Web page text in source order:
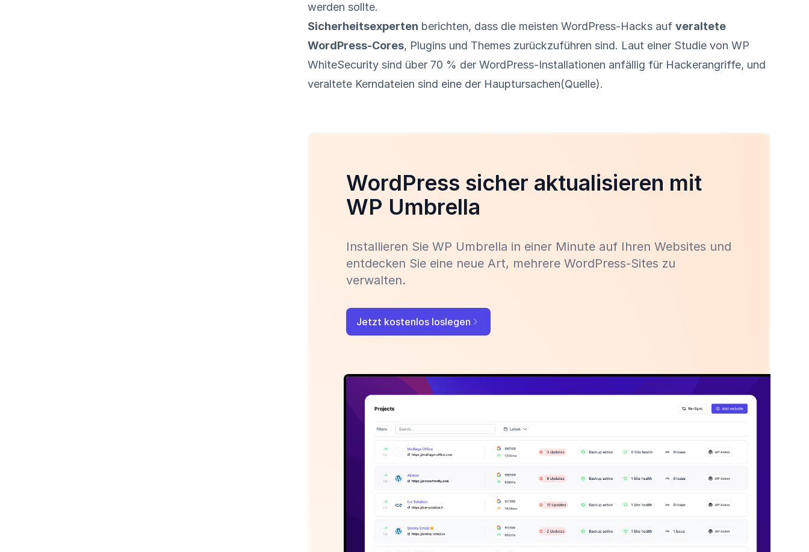
werden sollte.
Sicherheitsexperten berichten, dass die meisten WordPress-Hacks aufveraltete
WordPress-Cores, Plugins und Themes zurückzuführen sind. Laut einer Studie von WP
WhiteSecurity sind über 70 % der WordPress-Installationen anfällig für Hackerangriffe, und
veraltete Kerndateien sind eine der Hauptursachen(Quelle).
WordPress sicher aktualisieren mit
WP Umbrella
Installieren Sie WP Umbrella in einer Minute auf Ihren Websites und
entdecken Sie eine neue Art, mehrere WordPress-Sites zu
verwalten.
Jetzt kostenlos loslegen